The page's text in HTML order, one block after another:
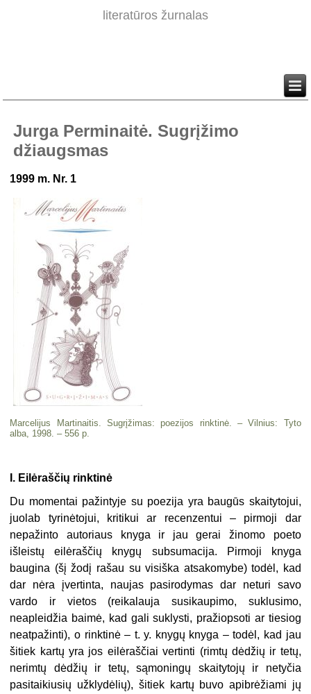
literatūros žurnalas
Jurga Perminaitė. Sugrįžimo
džiaugsmas
1999 m. Nr. 1
Marcelijus Martinaitis. Sugrįžimas: poezijos rinktinė. – Vilnius: Tyto
alba, 1998. – 556 p.
I. Eilėraščių rinktinė
Du momentai pažintyje su poezija yra baugūs skaitytojui,
juolab ty­rinėtojui, kritikui ar recenzentui – pirmoji dar
nepažinto autoriaus knyga ir jau gerai žinomo poeto
išleistų eilėraščių knygų subsumacija. Pirmo­ji knyga
baugina (šį žodį rašau su visiška atsakomybe) todėl, kad
dar nėra įvertinta, naujas pasirodymas dar neturi savo
vardo ir vietos (reikalau­ja susikaupimo, suklusimo,
neapleidžia baimė, kad gali suklysti, pražiopsoti ar tiesiog
neatpažinti), o rinktinė – t. y. knygų knyga – todėl, kad jau
šitiek kartų yra jos eilėraščiai vertinti (rimtų dėdžių ir tetų,
ne­rimtų dėdžių ir tetų, sąmoningų skaitytojų ir netyčia
pasitaikiusių užklydėlių), šitiek kartų buvo apibrėžiami jų